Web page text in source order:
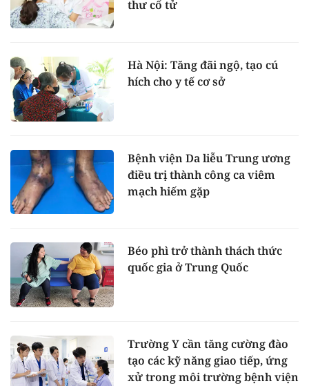
thư cổ tử
Hà Nội: Tăng đãi ngộ, tạo cú
hích cho y tế cơ sở
Bệnh viện Da liễu Trung ương
điều trị thành công ca viêm
mạch hiếm gặp
Béo phì trở thành thách thức
quốc gia ở Trung Quốc
Trường Y cần tăng cường đào
tạo các kỹ năng giao tiếp, ứng
xử trong môi trường bệnh viện